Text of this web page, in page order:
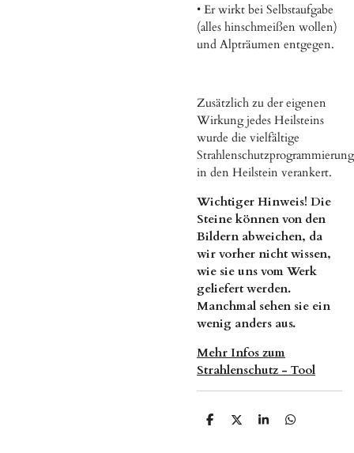
• Er wirkt bei Selbstaufgabe
(alles hinschmeißen wollen)
und Alpträumen entgegen.
Zusätzlich zu der eigenen
Wirkung jedes Heilsteins
wurde die vielfältige
Strahlenschutzprogrammierung
in den Heilstein verankert.
Wichtiger Hinweis! Die
Steine können von den
Bildern abweichen, da
wir vorher nicht wissen,
wie sie uns vom Werk
geliefert werden.
Manchmal sehen sie ein
wenig anders aus.
Mehr Infos zum
Strahlenschutz - Tool
T
T
T
T